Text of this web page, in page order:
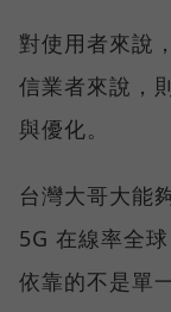
對使用者來說
信業者來說，
與優化。
台灣大哥大能
5G 在線率全
依靠的不是單